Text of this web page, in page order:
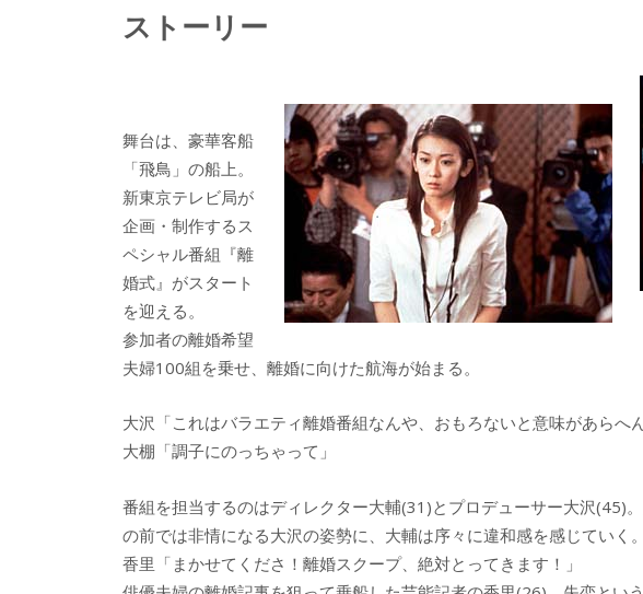
ストーリー
舞台は、豪華客船
「飛鳥」の船上。
新東京テレビ局が
企画・制作するス
ペシャル番組『離
婚式』がスタート
を迎える。
参加者の離婚希望
夫婦100組を乗せ、離婚に向けた航海が始まる。
大沢「これはバラエティ離婚番組なんや、おもろないと意味があらへん
大棚「調子にのっちゃって」
番組を担当するのはディレクター大輔(31)とプロデューサー大沢(45)
の前では非情になる大沢の姿勢に、大輔は序々に違和感を感じていく。
香里「まかせてくださ！離婚スクープ、絶対とってきます！」